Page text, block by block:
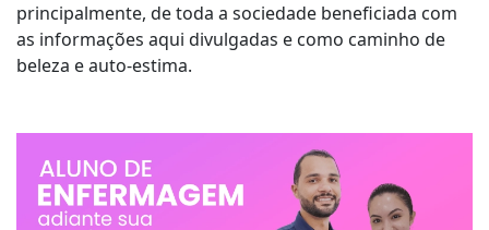
principalmente, de toda a sociedade beneficiada com
as informações aqui divulgadas e como caminho de
beleza e auto-estima.